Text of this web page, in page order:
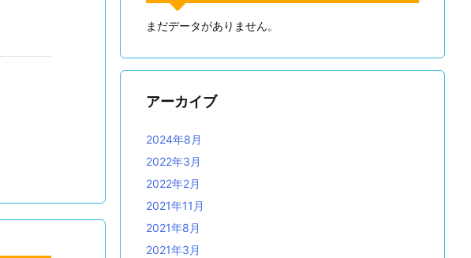
まだデータがありません。
アーカイブ
2024年8月
2022年3月
2022年2月
2021年11月
2021年8月
2021年3月